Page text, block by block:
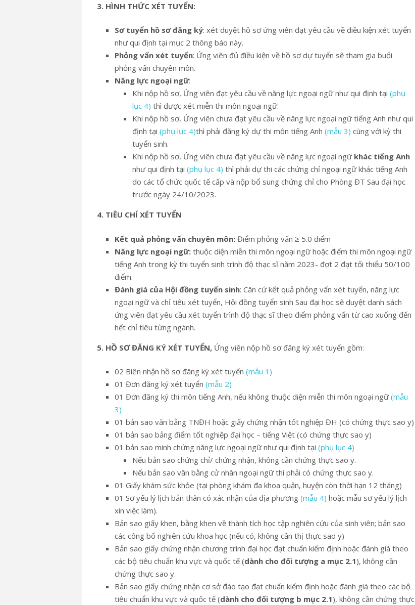
3. HÌNH THỨC XÉT TUYỂN:
Sơ tuyển hồ sơ đăng ký: xét duyệt hồ sơ ứng viên đạt yêu cầu về điều kiện xét tuyển
như qui định tại mục 2 thông báo này.
Phỏng vấn xét tuyển: Ứng viên đủ điều kiện về hồ sơ dự tuyển sẽ tham gia buổi
phỏng vấn chuyên môn.
Năng lực ngoại ngữ:
Khi nộp hồ sơ, Ứng viên đạt yêu cầu về năng lực ngoại ngữ như qui định tại (phụ
lục 4) thì được xét miễn thi môn ngoại ngữ.
Khi nộp hồ sơ, Ứng viên chưa đạt yêu cầu về năng lực ngoại ngữ tiếng Anh như qui
định tại (phụ lục 4)thì phải đăng ký dự thi môn tiếng Anh (mẫu 3) cùng với kỳ thi
tuyển sinh.
Khi nộp hồ sơ, Ứng viên chưa đạt yêu cầu về năng lực ngoại ngữ khác tiếng Anh
như qui định tại (phụ lục 4) thì phải dự thi các chứng chỉ ngoại ngữ khác tiếng Anh
do các tổ chức quốc tế cấp và nộp bổ sung chứng chỉ cho Phòng ĐT Sau đại học
trước ngày 24/10/2023.
4. TIÊU CHÍ XÉT TUYỂN
Kết quả phỏng vấn chuyên môn: Điểm phỏng vấn ≥ 5.0 điểm
Năng lực ngoại ngữ: thuộc diện miễn thi môn ngoại ngữ hoặc điểm thi môn ngoại ngữ
tiếng Anh trong kỳ thi tuyển sinh trình độ thạc sĩ năm 2023- đợt 2 đạt tối thiểu 50/100
điểm.
Đánh giá của Hội đồng tuyển sinh: Căn cứ kết quả phỏng vấn xét tuyển, năng lực
ngoại ngữ và chỉ tiêu xét tuyển, Hội đồng tuyển sinh Sau đại học sẽ duyệt danh sách
ứng viên đạt yêu cầu xét tuyển trình độ thạc sĩ theo điểm phỏng vấn từ cao xuống đến
hết chỉ tiêu từng ngành.
5. HỒ SƠ ĐĂNG KÝ XÉT TUYỂN, Ứng viên nộp hồ sơ đăng ký xét tuyển gồm:
02 Biên nhận hồ sơ đăng ký xét tuyển (mẫu 1)
01 Đơn đăng ký xét tuyển (mẫu 2)
01 Đơn đăng ký thi môn tiếng Anh, nếu không thuộc diện miễn thi môn ngoại ngữ(mẫu
3)
01 bản sao văn bằng TNĐH hoặc giấy chứng nhận tốt nghiệp ĐH (có chứng thực sao y)
01 bản sao bảng điểm tốt nghiệp đại học – tiếng Việt (có chứng thực sao y)
01 bản sao minh chứng năng lực ngoại ngữ như qui định tại (phụ lục 4)
Nếu bản sao chứng chỉ/ chứng nhận, không cần chứng thực sao y.
Nếu bản sao văn bằng cử nhân ngoại ngữ thì phải có chứng thực sao y.
01 Giấy khám sức khỏe (tại phòng khám đa khoa quận, huyện còn thời hạn 12 tháng)
01 Sơ yếu lý lịch bản thân có xác nhận của địa phương (mẫu 4) hoặc mẫu sơ yếu lý lịch
xin việc làm).
Bản sao giấy khen, bằng khen về thành tích học tập nghiên cứu của sinh viên; bản sao
các công bố nghiên cứu khoa học (nếu có, không cần thị thực sao y)
Bản sao giấy chứng nhận chương trình đại học đạt chuẩn kiểm định hoặc đánh giá theo
các bộ tiêu chuẩn khu vực và quốc tế (dành cho đối tượng a mục 2.1), không cần
chứng thực sao y.
Bản sao giấy chứng nhận cơ sở đào tạo đạt chuẩn kiểm định hoặc đánh giá theo các bộ
tiêu chuẩn khu vực và quốc tế (dành cho đối tượng b mục 2.1), không cần chứng thực